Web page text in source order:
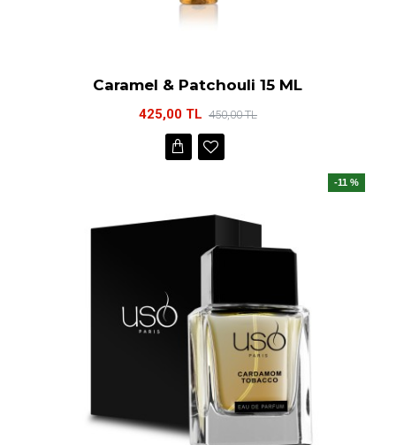
Caramel & Patchouli 15 ML
425,00 TL 450,00 TL
-11 %